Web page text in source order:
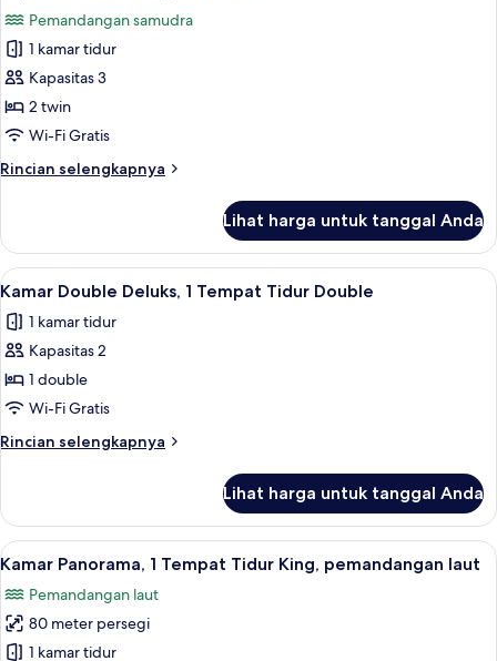
pemandangan
kebun
foto
untuk
Superior
Twin
Room,
View
Pemandangan samudra
1 kamar tidur
Kapasitas 3
2 twin
Wi-Fi Gratis
Rincian selengkapnya
Rincian
Superior
Twin
Room,
View
Lihat harga untuk tanggal Anda
Lihat
semua
foto
untuk
Kamar
Double
Deluks,
1
Tidur
Double
Kamar Double Deluks, 1 Tempat
10
Kamar Double Deluks, 1 Tempat Tidur Double
1 kamar tidur
Kapasitas 2
1 double
Wi-Fi Gratis
Rincian selengkapnya
Rincian
Kamar
Double
Deluks,
Tempat
Tidur
Double
Lihat harga untuk tanggal Anda
Lihat
semua
foto
untuk
Kamar
Kamar Panorama, 1 Tempat Tidur
12
Kamar Panorama, 1 Tempat Tidur King, pemandangan laut
Pemandangan laut
80 meter persegi
1 kamar tidur